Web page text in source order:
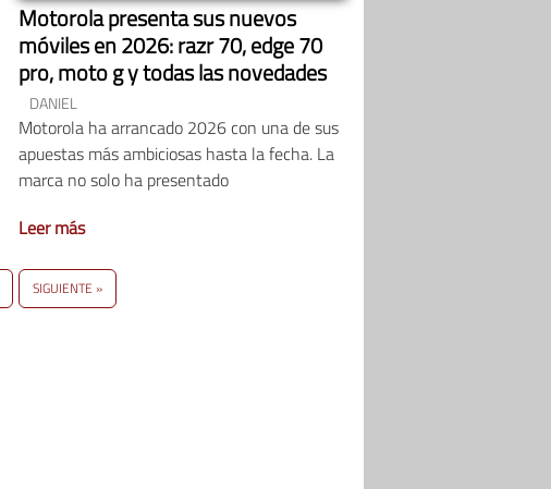
Motorola presenta sus nuevos
móviles en 2026: razr 70, edge 70
pro, moto g y todas las novedades
DANIEL
Motorola ha arrancado 2026 con una de sus
apuestas más ambiciosas hasta la fecha. La
marca no solo ha presentado
Leer más
SIGUIENTE »